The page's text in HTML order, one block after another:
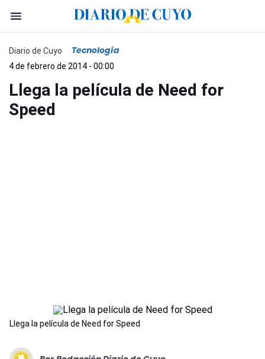
Diario de Cuyo Tecnología
4 de febrero de 2014 - 00:00
Llega la película de Need for
Speed
Llega la película de Need for Speed